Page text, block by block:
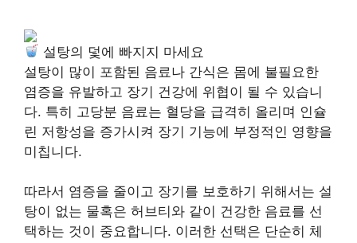
설탕의 덫에 빠지지 마세요
설탕이 많이 포함된 음료나 간식은 몸에 불필요한
염증을 유발하고 장기 건강에 위협이 될 수 있습니
다. 특히 고당분 음료는 혈당을 급격히 올리며 인슐
린 저항성을 증가시켜 장기 기능에 부정적인 영향을
미칩니다.
따라서 염증을 줄이고 장기를 보호하기 위해서는 설
탕이 없는 물혹은 허브티와 같이 건강한 음료를 선
택하는 것이 중요합니다. 이러한 선택은 단순히 체